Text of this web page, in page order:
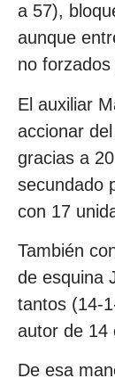
a 57),
aunque
no
El auxiliar
accionar
gracias a
secundado
con 17
También
de esquina
tantos (14-
autor de 14
De esa